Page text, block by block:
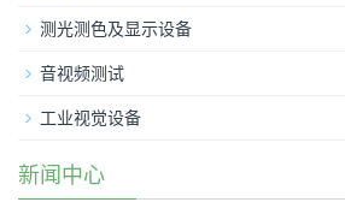
测光测色及显示设备
音视频测试
工业视觉设备
新闻中心